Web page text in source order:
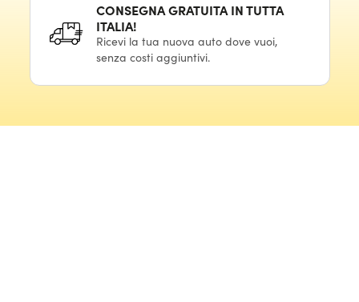
CONSEGNA GRATUITA IN TUTTA
ITALIA!
Ricevi la tua nuova auto dove vuoi,
senza costi aggiuntivi.